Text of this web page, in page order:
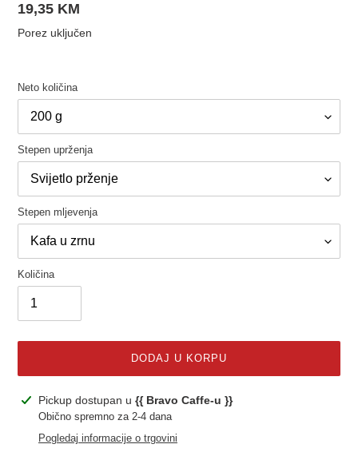
Standardna
cijena
19,35 KM
Porez uključen
Neto količina
Stepen uprženja
Stepen mljevenja
Količina
DODAJ U KORPU
Dodavanje
proizvoda
Pickup dostupan u {{ Bravo Caffe-u }}
Obično spremno za 2-4 dana
Pogledaj informacije o trgovini